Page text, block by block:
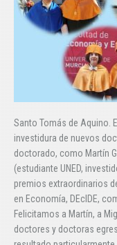
Santo Tomás de Aquino.
investidura de nuevos
doctorado, como Martín
(estudiante UNED,
premios extraordinarios
en Economía, DEcIDE,
Felicitamos a Martín, a
doctores y doctoras